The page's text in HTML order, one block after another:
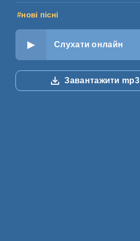
#нові пісні
Слухати онлайн
Завантажити mp3